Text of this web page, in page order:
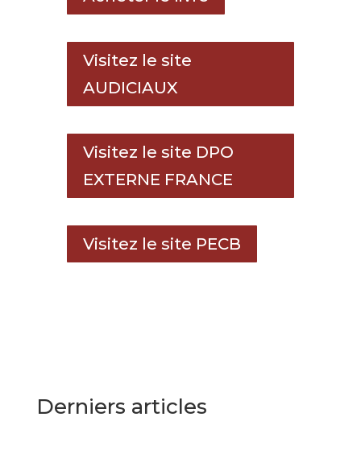
Visitez le site
AUDICIAUX
Visitez le site DPO
EXTERNE FRANCE
Visitez le site PECB
Derniers articles